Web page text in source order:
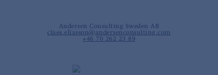
Andersen Consulting Sweden AB
claes.eliasson@andersenconsulting.com
+46 70 262 23 89